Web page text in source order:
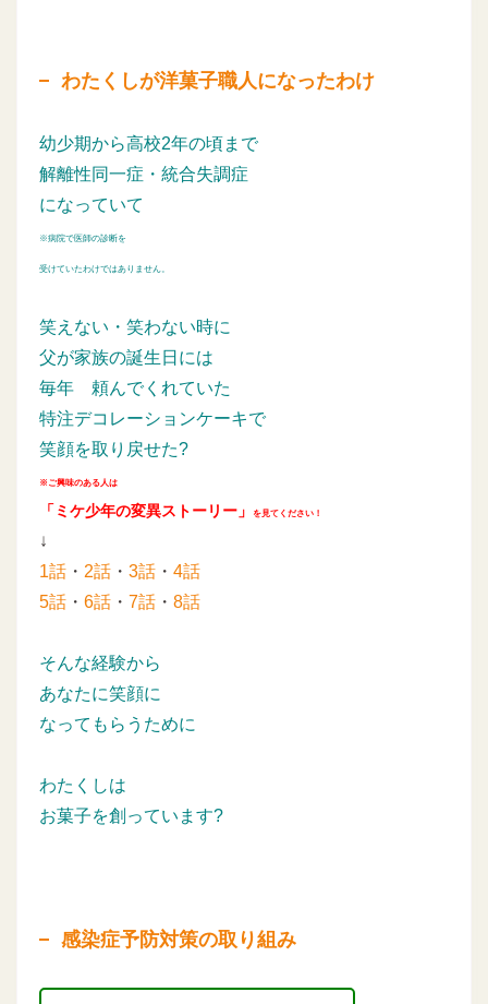
わたくしが洋菓子職人になったわけ
幼少期から高校2年の頃まで
解離性同一症・統合失調症
になっていて
※病院で医師の診断を
受けていたわけではありません。
笑えない・笑わない時に
父が家族の誕生日には
毎年 頼んでくれていた
特注デコレーションケーキで
笑顔を取り戻せた?
※ご興味のある人は
「ミケ少年の変異ストーリー」 を見てください！
↓
1話 ・ 2話 ・ 3話 ・ 4話
5話 ・ 6話 ・ 7話 ・ 8話
そんな経験から
あなたに笑顔に
なってもらうために
わたくしは
お菓子を創っています?
感染症予防対策の取り組み